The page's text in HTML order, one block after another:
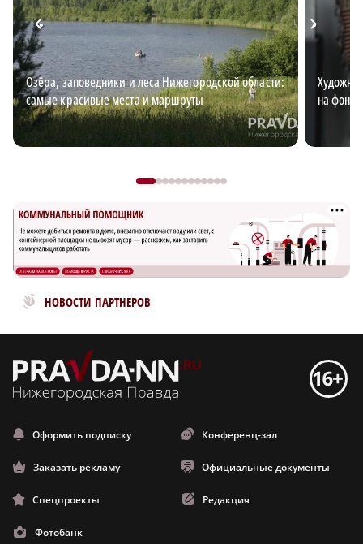
Озёра, заповедники и леса Нижегородской области:
самые красивые места и маршруты
на фоне
НОВОСТИ ПАРТНЕРОВ
Новости МирТесен
Оформить подписку Конференц-зал
Заказать рекламу Официальные документы
Спецпроекты Редакция
Фотобанк